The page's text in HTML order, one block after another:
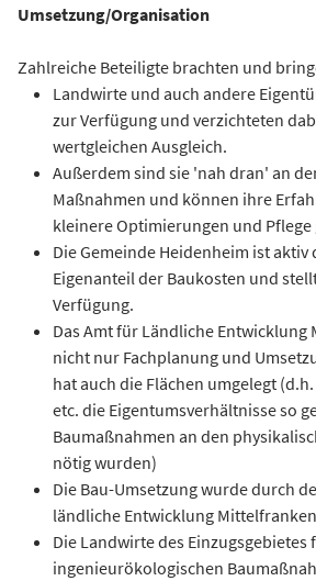
Umsetzung/Organisation
Zahlreiche Beteiligte brachten und
Landwirte und auch andere
zur Verfügung und verzichteten
wertgleichen Ausgleich.
Außerdem sind sie 'nah dran' an
Maßnahmen und können ihre
kleinere Optimierungen und
Die Gemeinde Heidenheim ist
Eigenanteil der Baukosten und
Verfügung.
Das Amt für Ländliche
nicht nur Fachplanung und
hat auch die Flächen umgelegt
etc. die Eigentumsverhältnisse so
Baumaßnahmen an den
nötig wurden)
Die Bau-Umsetzung wurde durch
ländliche Entwicklung
Die Landwirte des
ingenieurökologischen